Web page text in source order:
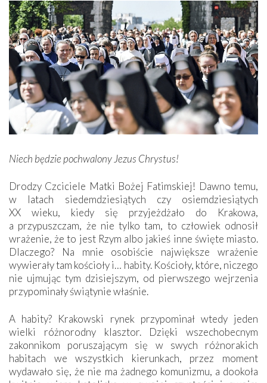
Niech będzie pochwalony Jezus Chrystus!
Drodzy Czciciele Matki Bożej Fatimskiej! Dawno temu,
w latach siedemdziesiątych czy osiemdziesiątych
XX wieku, kiedy się przyjeżdżało do Krakowa,
a przypuszczam, że nie tylko tam, to człowiek odnosił
wrażenie, że to jest Rzym albo jakieś inne święte miasto.
Dlaczego? Na mnie osobiście największe wrażenie
wywierały tam kościoły i… habity. Kościoły, które, niczego
nie ujmując tym dzisiejszym, od pierwszego wejrzenia
przypominały świątynie właśnie.
A habity? Krakowski rynek przypominał wtedy jeden
wielki różnorodny klasztor. Dzięki wszechobecnym
zakonnikom poruszającym się w swych różnorakich
habitach we wszystkich kierunkach, przez moment
wydawało się, że nie ma żadnego komunizmu, a dookoła